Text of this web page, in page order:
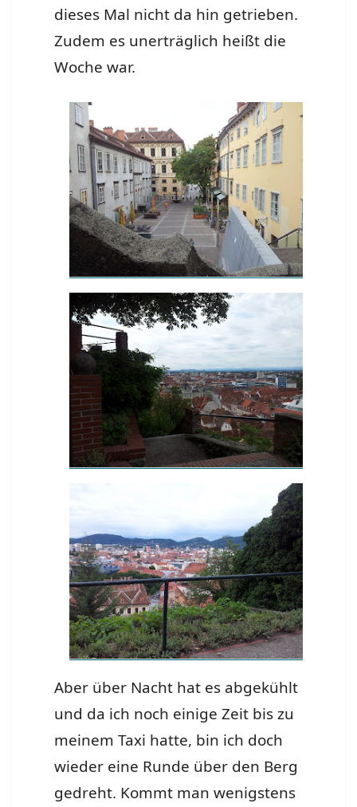
dieses Mal nicht da hin getrieben.
Zudem es unerträglich heißt die
Woche war.
Aber über Nacht hat es abgekühlt
und da ich noch einige Zeit bis zu
meinem Taxi hatte, bin ich doch
wieder eine Runde über den Berg
gedreht. Kommt man wenigstens